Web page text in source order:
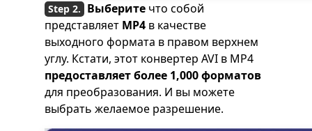
Выберите что собой
представляет MP4 в качестве
выходного формата в правом верхнем
углу. Кстати, этот конвертер AVI в MP4
предоставляет более 1,000 форматов
для преобразования. И вы можете
выбрать желаемое разрешение.